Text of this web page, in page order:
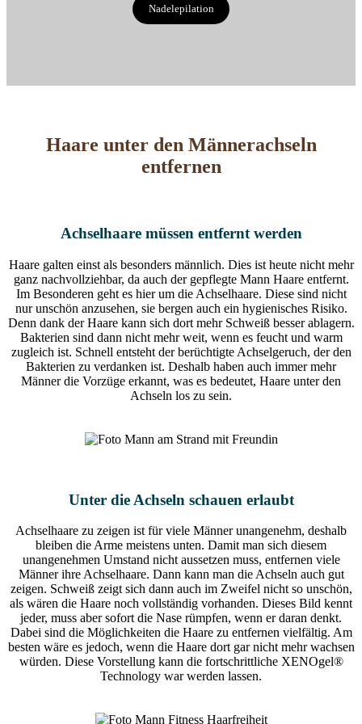
Nadelepilation
Haare unter den Männer­achseln
entfernen
Achselhaare müssen entfernt werden
Haare galten einst als besonders männlich. Dies ist heute nicht mehr
ganz nachvollziehbar, da auch der gepflegte Mann Haare entfernt.
Im Besonderen geht es hier um die Achselhaare. Diese sind nicht
nur unschön anzusehen, sie bergen auch ein hygienisches Risiko.
Denn dank der Haare kann sich dort mehr Schweiß besser ablagern.
Bakterien sind dann nicht mehr weit, wenn es feucht und warm
zugleich ist. Schnell entsteht der berüchtigte Achselgeruch, der den
Bakterien zu verdanken ist. Deshalb haben auch immer mehr
Männer die Vorzüge erkannt, was es bedeutet, Haare unter den
Achseln los zu sein.
Unter die Achseln schauen erlaubt
Achselhaare zu zeigen ist für viele Männer unangenehm, deshalb
bleiben die Arme meistens unten. Damit man sich diesem
unangenehmen Umstand nicht aussetzen muss, entfernen viele
Männer ihre Achselhaare. Dann kann man die Achseln auch gut
zeigen. Schweiß zeigt sich dann auch im Zweifel nicht so unschön,
als wären die Haare noch vollständig vorhanden. Dieses Bild kennt
jeder, muss aber sofort die Nase rümpfen, wenn er daran denkt.
Dabei sind die Möglichkeiten die Haare zu entfernen vielfältig. Am
besten wäre es jedoch, wenn die Haare dort gar nicht mehr wachsen
würden. Diese Vorstellung kann die fortschrittliche XENOgel®
Technology war werden lassen.